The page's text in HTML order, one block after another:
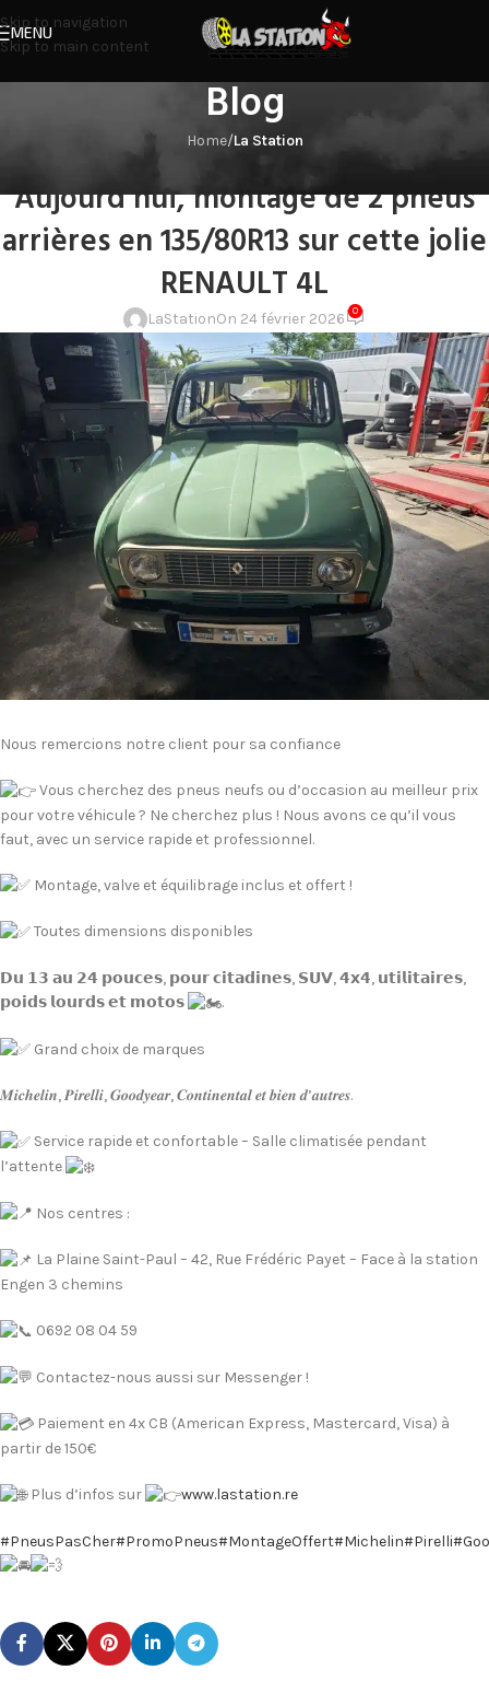
Skip to navigation
Skip to main content
MENU
Blog
Home/La Station
Aujourd’hui, montage de 2 pneus
arrières en 135/80R13 sur cette jolie
RENAULT 4L
LaStationOn 24 février 2026 0
Nous remercions notre client pour sa confiance
Vous cherchez des pneus neufs ou d’occasion au meilleur prix
pour votre véhicule ? Ne cherchez plus ! Nous avons ce qu’il vous
faut, avec un service rapide et professionnel.
Montage, valve et équilibrage inclus et offert !
Toutes dimensions disponibles
𝗗𝘂 𝟭𝟯 𝗮𝘂 𝟮𝟰 𝗽𝗼𝘂𝗰𝗲𝘀, 𝗽𝗼𝘂𝗿 𝗰𝗶𝘁𝗮𝗱𝗶𝗻𝗲𝘀, 𝗦𝗨𝗩, 𝟰𝘅𝟰, 𝘂𝘁𝗶𝗹𝗶𝘁𝗮𝗶𝗿𝗲𝘀,
𝗽𝗼𝗶𝗱𝘀 𝗹𝗼𝘂𝗿𝗱𝘀 𝗲𝘁 𝗺𝗼𝘁𝗼𝘀
.
Grand choix de marques
𝑴𝒊𝒄𝒉𝒆𝒍𝒊𝒏, 𝑷𝒊𝒓𝒆𝒍𝒍𝒊, 𝑮𝒐𝒐𝒅𝒚𝒆𝒂𝒓, 𝑪𝒐𝒏𝒕𝒊𝒏𝒆𝒏𝒕𝒂𝒍 𝒆𝒕 𝒃𝒊𝒆𝒏 𝒅’𝒂𝒖𝒕𝒓𝒆𝒔.
Service rapide et confortable – Salle climatisée pendant
l’attente
Nos centres :
La Plaine Saint-Paul – 42, Rue Frédéric Payet – Face à la station
Engen 3 chemins
0692 08 04 59
Contactez-nous aussi sur Messenger !
Paiement en 4x CB (American Express, Mastercard, Visa) à
partir de 150€
Plus d’infos sur www.lastation.re
#PneusPasCher#PromoPneus#MontageOffert#Michelin#Pirelli